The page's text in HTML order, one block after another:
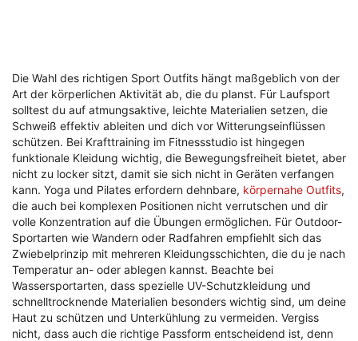
Die Wahl des richtigen Sport Outfits hängt maßgeblich von der
Art der körperlichen Aktivität ab, die du planst. Für Laufsport
solltest du auf atmungsaktive, leichte Materialien setzen, die
Schweiß effektiv ableiten und dich vor Witterungseinflüssen
schützen. Bei Krafttraining im Fitnessstudio ist hingegen
funktionale Kleidung wichtig, die Bewegungsfreiheit bietet, aber
nicht zu locker sitzt, damit sie sich nicht in Geräten verfangen
kann. Yoga und Pilates erfordern dehnbare, körpernahe Outfits,
die auch bei komplexen Positionen nicht verrutschen und dir
volle Konzentration auf die Übungen ermöglichen. Für Outdoor-
Sportarten wie Wandern oder Radfahren empfiehlt sich das
Zwiebelprinzip mit mehreren Kleidungsschichten, die du je nach
Temperatur an- oder ablegen kannst. Beachte bei
Wassersportarten, dass spezielle UV-Schutzkleidung und
schnelltrocknende Materialien besonders wichtig sind, um deine
Haut zu schützen und Unterkühlung zu vermeiden. Vergiss
nicht, dass auch die richtige Passform entscheidend ist, denn